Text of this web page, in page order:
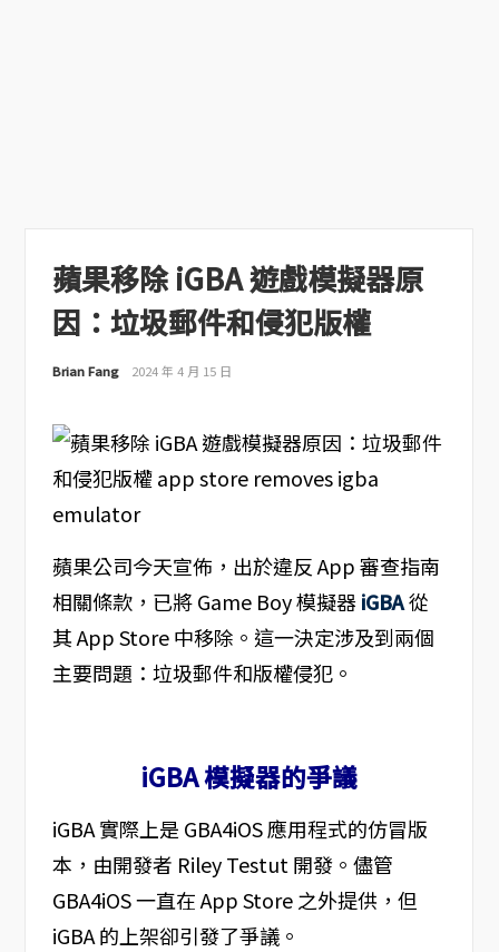
蘋果移除 iGBA 遊戲模擬器原
因：垃圾郵件和侵犯版權
Brian Fang 2024 年 4 月 15 日
蘋果公司今天宣佈，出於違反 App 審查指南
相關條款，已將 Game Boy 模擬器 iGBA從
其 App Store 中移除。這一決定涉及到兩個
主要問題：垃圾郵件和版權侵犯。
iGBA 模擬器的爭議
iGBA 實際上是 GBA4iOS 應用程式的仿冒版
本，由開發者 Riley Testut 開發。儘管
GBA4iOS 一直在 App Store 之外提供，但
iGBA 的上架卻引發了爭議。